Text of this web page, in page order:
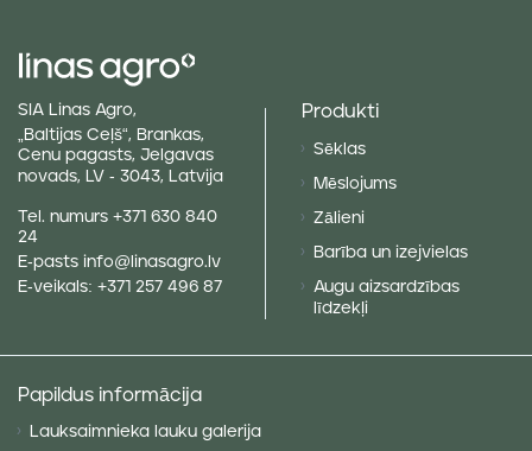
SIA Linas Agro,
„Baltijas Ceļš“, Brankas,
Cenu pagasts, Jelgavas
novads, LV - 3043, Latvija
Tel. numurs +371 630 840
24
E-pasts info@linasagro.lv
E-veikals: +371 257 496 87
Produkti
Sēklas
Mēslojums
Zālieni
Barība un izejvielas
Augu aizsardzības
līdzekļi
Papildus informācija
Lauksaimnieka lauku galerija